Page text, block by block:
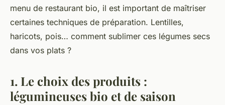
menu de restaurant bio, il est important de maîtriser
certaines techniques de préparation. Lentilles,
haricots, pois… comment sublimer ces légumes secs
dans vos plats ?
1. Le choix des produits :
légumineuses bio et de saison